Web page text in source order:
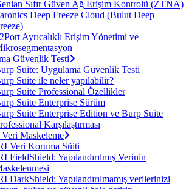
Sıfır Güven Ağ Erişim Kontrolü (ZTNA)
Deep Freeze Cloud (Bulut Deep
Ayrıcalıklı Erişim Yönetimi ve
Güvenlik Testi
Suite: Uygulama Güvenlik Testi
Suite ile neler yapılabilir?
Suite Professional Özellikler
Suite Enterprise Sürüm
Suite Enterprise Edition ve Burp Suite
Karşılaştırması
Maskeleme
Veri Koruma Süiti
FieldShield: Yapılandırılmış Verinin
DarkShield: Yapılandırılmamış verilerinizi